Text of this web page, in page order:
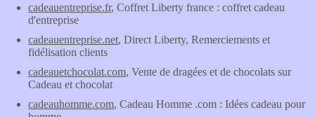
cadeauentreprise.fr, Coffret Liberty france : coffret cadeau
d'entreprise
cadeauentreprise.net, Direct Liberty, Remerciements et
fidélisation clients
cadeauetchocolat.com, Vente de dragées et de chocolats sur
Cadeau et chocolat
cadeauhomme.com, Cadeau Homme .com : Idées cadeau pour